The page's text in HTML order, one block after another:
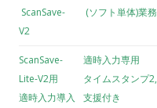
ScanSave-
V2
(ソフト単体)業
ScanSave-
Lite-V2用
適時入力導入
適時入力専用
タイムスタンプ
支援付き